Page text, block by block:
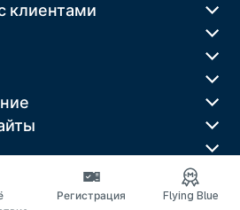
клиентами
Регистрация Flying Blue